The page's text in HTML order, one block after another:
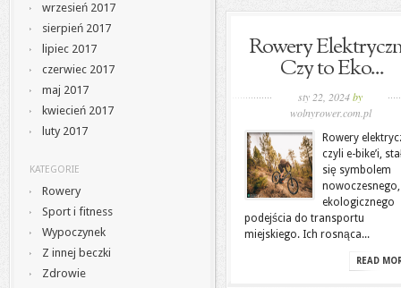
wrzesień 2017
sierpień 2017
lipiec 2017
czerwiec 2017
maj 2017
kwiecień 2017
luty 2017
KATEGORIE
Rowery
Sport i fitness
Wypoczynek
Z innej beczki
Zdrowie
Rowery
Czy to Eko...
sty 22, 2024by
wolnyrower.com.pl
Rowery
czyli e-bike’i,
się symbolem
nowoczesnego,
ekologicznego
podejścia do transportu
miejskiego. Ich rosnąca...
READ